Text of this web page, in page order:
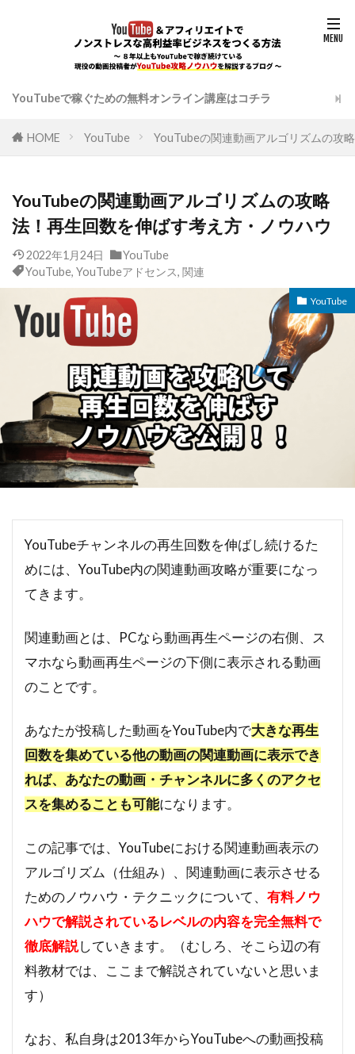
YouTubeで稼ぐための無料オンライン講座はコチラ
HOME YouTube YouTubeの関連動画アルゴリズムの攻
YouTubeの関連動画アルゴリズムの攻略
法！再生回数を伸ばす考え方・ノウハウ
2022年1月24日
YouTube
YouTube, YouTubeアドセンス, 関連
YouTube
YouTubeチャンネルの再生回数を伸ばし続けるた
めには、YouTube内の関連動画攻略が重要になっ
てきます。
関連動画とは、PCなら動画再生ページの右側、ス
マホなら動画再生ページの下側に表示される動画
のことです。
あなたが投稿した動画をYouTube内で大きな再生
回数を集めている他の動画の関連動画に表示でき
れば、あなたの動画・チャンネルに多くのアクセ
スを集めることも可能になります。
この記事では、YouTubeにおける関連動画表示の
アルゴリズム（仕組み）、関連動画に表示させる
ためのノウハウ・テクニックについて、 有料ノウ
ハウで解説されているレベルの内容を完全無料で
徹底解説していきます。（むしろ、そこら辺の有
料教材では、ここまで解説されていないと思いま
す）
なお、私自身は2013年からYouTubeへの動画投稿